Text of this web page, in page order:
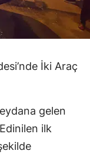
İki Araç
gelen
ilk